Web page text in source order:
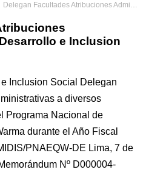
Delegan Facultades Atribuciones Administrativas RDE Desarrollo e Inclusion Social
e Inclusion
Inclusion Social Delegan
a diversos
Programa Nacional de
durante el Año Fiscal
PNAEQW-DE Lima, 7 de
Nº D000004-